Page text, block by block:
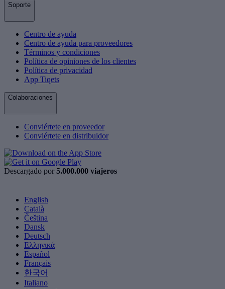
Soporte
Centro de ayuda
Centro de ayuda para proveedores
Términos y condiciones
Política de opiniones de los clientes
Política de privacidad
App Tiqets
Colaboraciones
Conviértete en proveedor
Conviértete en distribuidor
Descargado por 5.000.000 viajeros
English
Català
Čeština
Dansk
Deutsch
Ελληνικά
Español
Français
한국어
Italiano